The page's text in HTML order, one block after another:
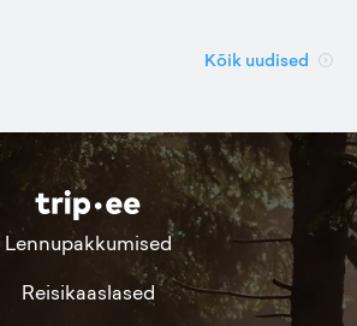
Kõik uudised
Lennupakkumised
Reisikaaslased